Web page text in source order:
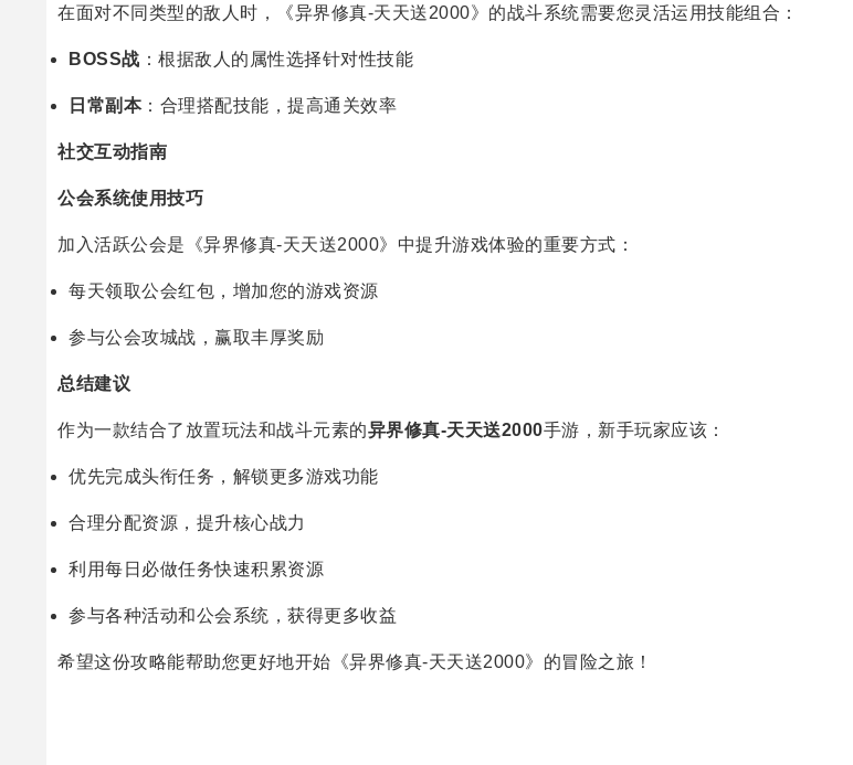
在面对不同类型的敌人时，《异界修真-天天送2000》的战斗系统需要您灵活运用技能组合：
BOSS战 ：根据敌人的属性选择针对性技能
日常副本：合理搭配技能，提高通关效率
社交互动指南
公会系统使用技巧
加入活跃公会是《异界修真-天天送2000》中提升游戏体验的重要方式：
每天领取公会红包，增加您的游戏资源
参与公会攻城战，赢取丰厚奖励
总结建议
作为一款结合了放置玩法和战斗元素的异界修真-天天送2000手游，新手玩家应该：
优先完成头衔任务，解锁更多游戏功能
合理分配资源，提升核心战力
利用每日必做任务快速积累资源
参与各种活动和公会系统，获得更多收益
希望这份攻略能帮助您更好地开始《异界修真-天天送2000》的冒险之旅！